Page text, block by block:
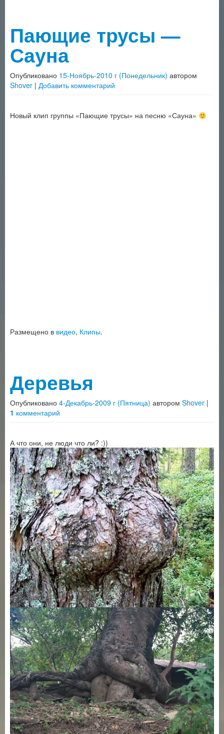
Пающие трусы —
Сауна
Опубликовано 15-Ноябрь-2010 г (Понедельник) автором
Shover | Добавить комментарий
Новый клип группы «Пающие трусы» на песню «Сауна»
Размещено в видео, Клипы.
Деревья
Опубликовано 4-Декабрь-2009 г (Пятница) автором Shover |
1 комментарий
А что они, не люди что ли? :))